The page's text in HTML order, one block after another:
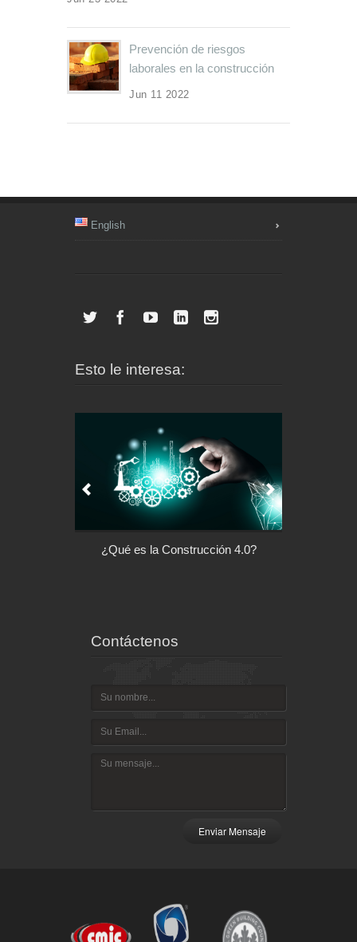
Prevención de riesgos
laborales en la construcción
Jun 11 2022
English
Esto le interesa:
Arquitectura con Responsabilidad
Contáctenos
Enviar Mensaje